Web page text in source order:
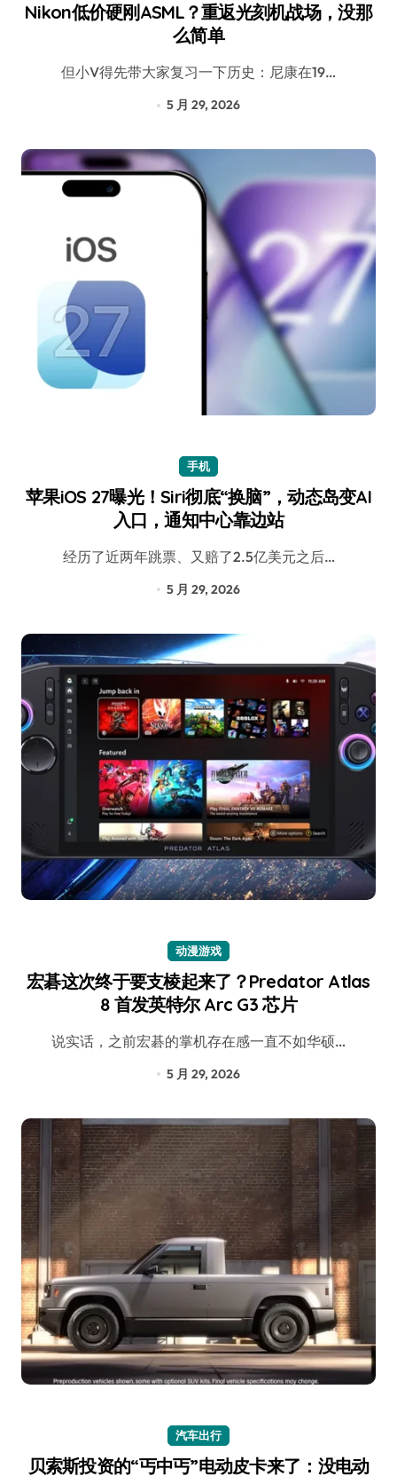
Nikon低价硬刚ASML？重返光刻机战场，没那
么简单
但小V得先带大家复习一下历史：尼康在19…
5 月 29, 2026
手机
苹果iOS 27曝光！Siri彻底“换脑”，动态岛变AI
入口，通知中心靠边站
经历了近两年跳票、又赔了2.5亿美元之后…
5 月 29, 2026
动漫游戏
宏碁这次终于要支棱起来了？Predator Atlas
8 首发英特尔 Arc G3 芯片
说实话，之前宏碁的掌机存在感一直不如华硕…
5 月 29, 2026
汽车出行
贝索斯投资的“丐中丐”电动皮卡来了：没电动